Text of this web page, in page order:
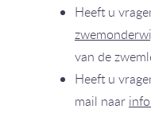
Heeft u
van de
Heeft u
mail naar